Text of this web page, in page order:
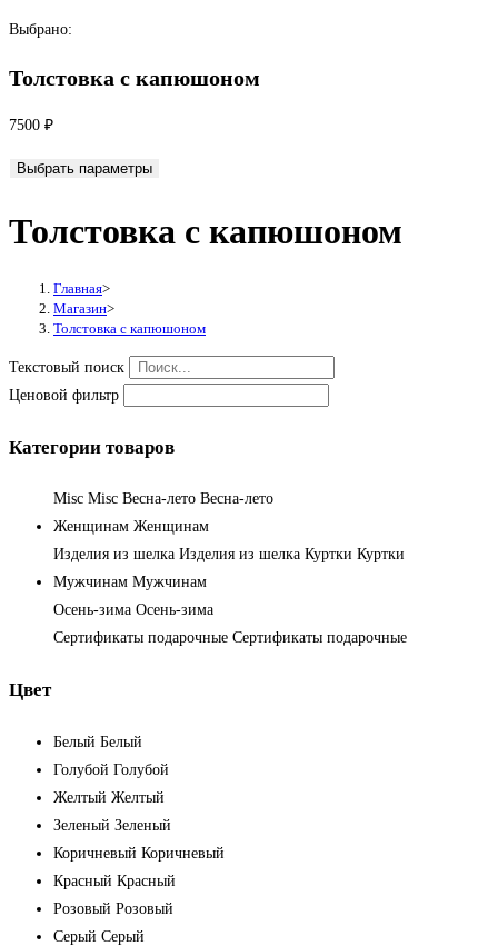
Выбрано:
Толстовка с капюшоном
7500 ₽
Выбрать параметры
Толстовка с капюшоном
Главная>
Магазин>
Толстовка с капюшоном
Текстовый поиск
Ценовой фильтр
Категории товаров
Misc Misc Весна-лето Весна-лето
Женщинам Женщинам
Изделия из шелка Изделия из шелка Куртки Куртки
Мужчинам Мужчинам
Осень-зима Осень-зима
Сертификаты подарочные Сертификаты подарочные
Цвет
Белый Белый
Голубой Голубой
Желтый Желтый
Зеленый Зеленый
Коричневый Коричневый
Красный Красный
Розовый Розовый
Серый Серый